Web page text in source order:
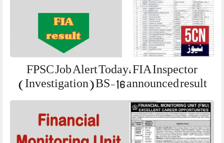
FPSC Job Alert Today, FIA Inspector
(Investigation) BS-16 announced result